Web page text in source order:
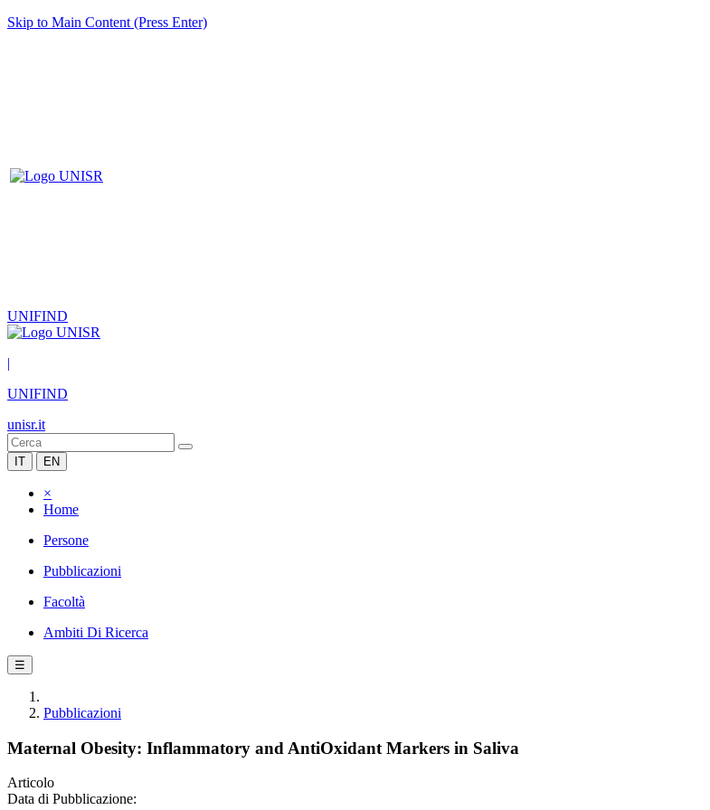
Skip to Main Content (Press Enter)
UNIFIND
|
UNIFIND
unisr.it
IT EN
×
Home
Persone
Pubblicazioni
Facoltà
Ambiti Di Ricerca
☰
Pubblicazioni
Maternal Obesity: Inflammatory and AntiOxidant Markers in Saliva
Articolo
Data di Pubblicazione: